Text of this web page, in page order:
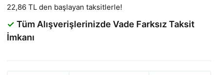
22,86 TL den başlayan taksitlerle!
✓ Tüm Alışverişlerinizde Vade Farksız Taksit
İmkanı